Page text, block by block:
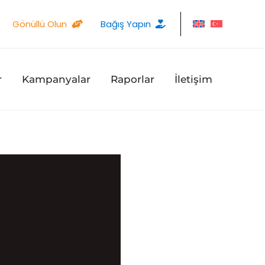
Gönüllü Olun Bağış Yapın
Kampanyalar Raporlar İletişim